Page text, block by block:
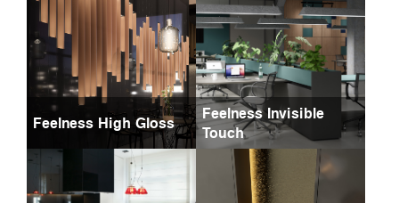
Feelness High Gloss
Feelness Invisible
Touch